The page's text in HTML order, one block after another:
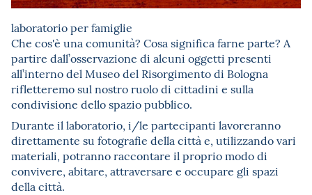
laboratorio per famiglie
Che cos'è una comunità? Cosa significa farne parte? A
partire dall’osservazione di alcuni oggetti presenti
all’interno del Museo del Risorgimento di Bologna
rifletteremo sul nostro ruolo di cittadini e sulla
condivisione dello spazio pubblico.
Durante il laboratorio, i/le partecipanti lavoreranno
direttamente su fotografie della città e, utilizzando vari
materiali, potranno raccontare il proprio modo di
convivere, abitare, attraversare e occupare gli spazi
della città.